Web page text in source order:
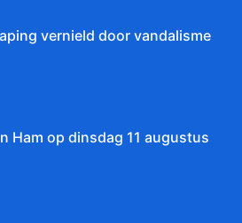
vernield door vandalisme
Ham op dinsdag 11 augustus